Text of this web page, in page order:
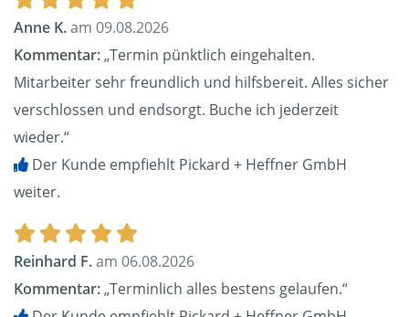
Anne K.am 09.08.2026
Kommentar:„Termin pünktlich eingehalten.
Mitarbeiter sehr freundlich und hilfsbereit. Alles sicher
verschlossen und endsorgt. Buche ich jederzeit
wieder.“
Der Kunde empfiehlt Pickard + Heffner GmbH
weiter.
Reinhard F.am 06.08.2026
Kommentar:„Terminlich alles bestens gelaufen.“